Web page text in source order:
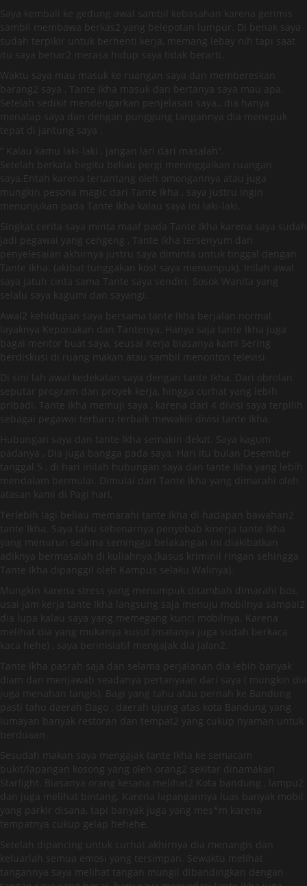
Saya kembali ke gedung awal sambil kebasahan karena gerimis
sambil membawa berkas2 yang belepotan lumpur. Di benak saya
sudah terpikir untuk berhenti kerja, memang lebay nih tapi saat
itu saya benar2 merasa hidup saya tidak berarti.
Waktu saya mau masuk ke ruangan saya dan membereskan
barang2 saya , Tante Ikha masuk dan bertanya saya mau apa.
Setelah sedikit mendengarkan penjelasan saya., dia hanya
menatap saya dan dengan punggung tangannya dia menepuk
tepat di jantung saya .
” Kalau kamu laki-laki , jangan lari dari masalah”.
Setelah berkata begitu beliau pergi meninggalkan ruangan
saya.Entah karena tertantang oleh omongannya atau juga
mungkin pesona magic dari Tante Ikha , saya justru ingin
menunjukan pada Tante Ikha kalau saya ini laki-laki.
Singkat cerita saya minta maaf pada Tante Ikha karena saya sudah
jadi pegawai yang cengeng , Tante Ikha tersenyum dan
penyelesaian akhirnya justru saya diminta untuk tinggal dengan
Tante Ikha. (akibat tunggakan kost saya menumpuk). Inilah awal
saya jatuh cinta sama Tante saya sendiri. Sosok Wanita yang
selalu saya kagumi dan sayangi.
Awal2 kehidupan saya bersama tante Ikha berjalan normal
layaknya Keponakan dan Tantenya. Hanya saja tante Ikha juga
bagai mentor buat saya, seusai Kerja biasanya kami Sering
berdiskusi di ruang makan atau sambil menonton televisi.
Di sini lah awal kedekatan saya dengan tante Ikha. Dari obrolan
seputar program dan proyek kerja, hingga curhat yang lebih
pribadi. Tante Ikha memuji saya , karena dari 4 divisi saya terpilih
sebagai pegawai terbaru terbaik mewakili divisi tante Ikha.
Hubungan saya dan tante Ikha semakin dekat. Saya kagum
padanya , Dia juga bangga pada saya. Hari itu bulan Desember
tanggal 5 , di hari inilah hubungan saya dan tante Ikha yang lebih
mendalam bermulai. Dimulai dari Tante Ikha yang dimarahi oleh
atasan kami di Pagi hari,
Terlebih lagi beliau memarahi tante Ikha di hadapan bawahan2
tante Ikha. Saya tahu sebenarnya penyebab kinerja tante Ikha
yang menurun selama seminggu belakangan ini diakibatkan
adiknya bermasalah di kuliahnya.(kasus kriminil ringan sehingga
Tante Ikha dipanggil oleh Kampus selaku Walinya).
Mungkin karena stress yang menumpuk ditambah dimarahi bos,
usai jam kerja tante Ikha langsung saja menuju mobilnya sampai2
dia lupa kalau saya yang memegang kunci mobilnya. Karena
melihat dia yang mukanya kusut (matanya juga sudah berkaca
kaca hehe) , saya berinisiatif mengajak dia jalan2.
Tante Ikha pasrah saja dan selama perjalanan dia lebih banyak
diam dan menjawab seadanya pertanyaan dari saya ( mungkin dia
juga menahan tangis). Bagi yang tahu atau pernah ke Bandung
pasti tahu daerah Dago , daerah ujung atas kota Bandung yang
lumayan banyak restoran dan tempat2 yang cukup nyaman untuk
berduaan.
Sesudah makan saya mengajak tante Ikha ke semacam
bukit/lapangan kosong yang oleh orang2 sekitar dinamakan
Starlight. Biasanya orang kesana melihat2 Kota bandung , lampu2
dan juga melihat bintang. Karena lapangannya luas banyak mobil
yang parkir disana, tapi banyak juga yang mes*m karena
tempatnya cukup gelap hehehe.
Setelah dipancing untuk curhat akhirnya dia menangis dan
keluarlah semua emosi yang tersimpan. Sewaktu melihat
tangannya saya melihat tangan mungil dibandingkan dengan